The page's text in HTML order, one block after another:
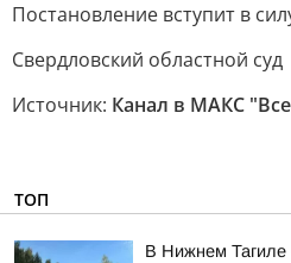
Постановление вступит в
Свердловский областной суд
Источник: Канал в МАКС
ТОП
В Нижнем Тагиле